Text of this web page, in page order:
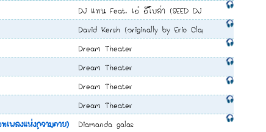
DJ แทน Feat. เอ๋ อีโบล่า (SEED DJ SHOW PROJECT 2)
David Kersh (originally by Eric Clapton)
Dream Theater
Dream Theater
Dream Theater
Dream Theater
เพลงแห่งความตาย)
Diamanda galas